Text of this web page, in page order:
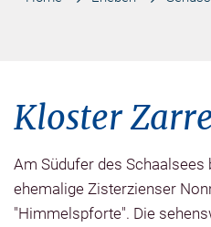
Kloster
Am Südufer des Schaalsees
ehemalige Zisterzienser
"Himmelspforte". Die